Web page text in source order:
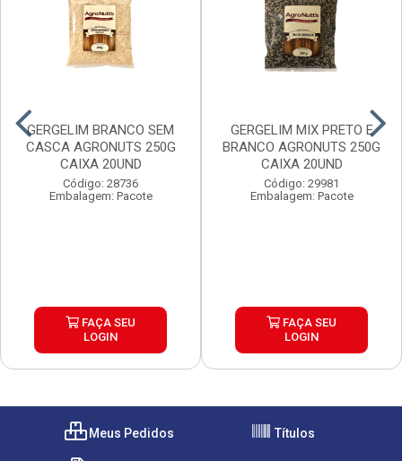
GERGELIM BRANCO SEM
CASCA AGRONUTS 250G
CAIXA 20UND
Código: 28736
Embalagem: Pacote
FAÇA SEU
LOGIN
GERGELIM MIX PRETO E
BRANCO AGRONUTS 250G
CAIXA 20UND
Código: 29981
Embalagem: Pacote
FAÇA SEU
LOGIN
Meus Pedidos Títulos